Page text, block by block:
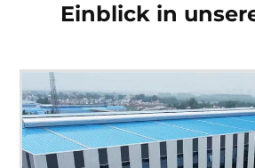
Einblick in